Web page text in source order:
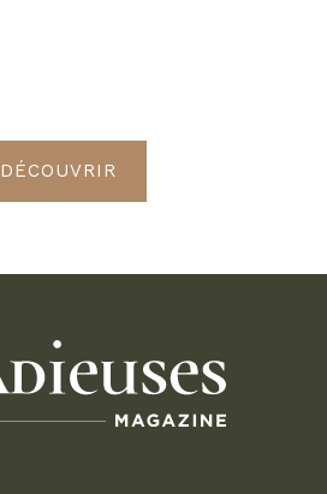
DÉCOUVRIR